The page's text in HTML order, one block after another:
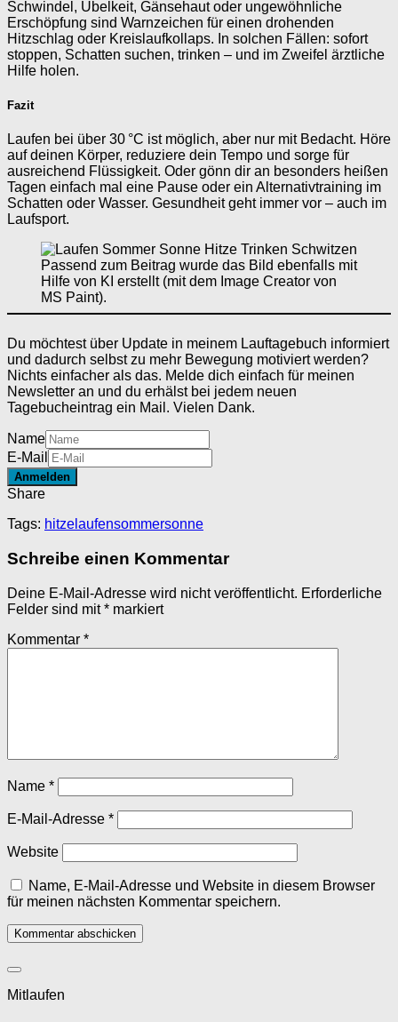
Schwindel, Übelkeit, Gänsehaut oder ungewöhnliche
Erschöpfung sind Warnzeichen für einen drohenden
Hitzschlag oder Kreislaufkollaps. In solchen Fällen: sofort
stoppen, Schatten suchen, trinken – und im Zweifel ärztliche
Hilfe holen.
Fazit
Laufen bei über 30 °C ist möglich, aber nur mit Bedacht. Höre
auf deinen Körper, reduziere dein Tempo und sorge für
ausreichend Flüssigkeit. Oder gönn dir an besonders heißen
Tagen einfach mal eine Pause oder ein Alternativtraining im
Schatten oder Wasser. Gesundheit geht immer vor – auch im
Laufsport.
Passend zum Beitrag wurde das Bild ebenfalls mit
Hilfe von KI erstellt (mit dem Image Creator von
MS Paint).
Du möchtest über Update in meinem Lauftagebuch informiert
und dadurch selbst zu mehr Bewegung motiviert werden?
Nichts einfacher als das. Melde dich einfach für meinen
Newsletter an und du erhälst bei jedem neuen
Tagebucheintrag ein Mail. Vielen Dank.
Name
E-Mail
Share
Tags: hitze laufensommersonne
Schreibe einen Kommentar
Deine E-Mail-Adresse wird nicht veröffentlicht. Erforderliche
Felder sind mit* markiert
Kommentar *
Name *
E-Mail-Adresse *
Website
Name, E-Mail-Adresse und Website in diesem Browser
für meinen nächsten Kommentar speichern.
Mitlaufen